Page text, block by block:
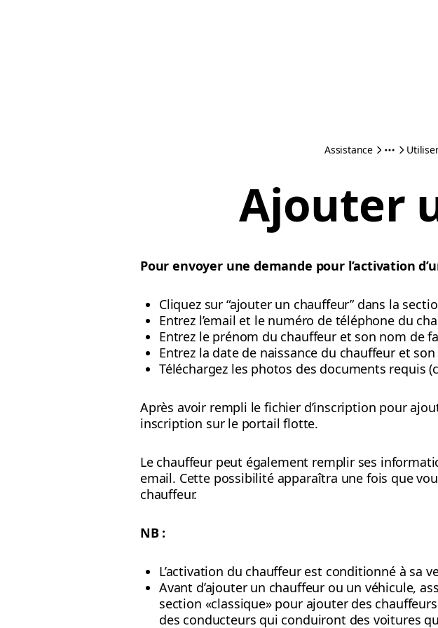
Assistance
Ajouter
Pour envoyer une demande pour l’activation
Cliquez sur “ajouter un chauffeur” dans la
Entrez l’email et le numéro de téléphone du
Entrez le prénom du chauffeur et son nom de
Entrez la date de naissance du chauffeur et
Téléchargez les photos des documents requis
Après avoir rempli le fichier d’inscription pour
inscription sur le portail flotte.
Le chauffeur peut également remplir ses
email. Cette possibilité apparaîtra une fois que
chauffeur.
NB :
L’activation du chauffeur est conditionné à sa
Avant d’ajouter un chauffeur ou un véhicule,
section «classique» pour ajouter des
des conducteurs qui conduiront des voitures